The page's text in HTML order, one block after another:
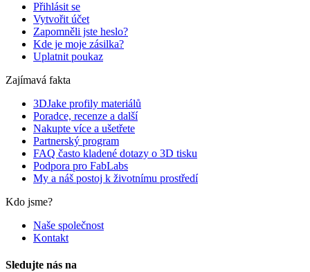
Přihlásit se
Vytvořit účet
Zapomněli jste heslo?
Kde je moje zásilka?
Uplatnit poukaz
Zajímavá fakta
3DJake profily materiálů
Poradce, recenze a další
Nakupte více a ušetřete
Partnerský program
FAQ často kladené dotazy o 3D tisku
Podpora pro FabLabs
My a náš postoj k životnímu prostředí
Kdo jsme?
Naše společnost
Kontakt
Sledujte nás na